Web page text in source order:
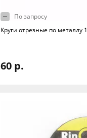
По запросу
Круги отрезные по металлу
60 р.